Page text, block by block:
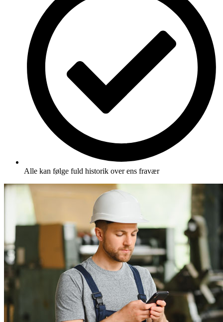
Alle kan følge fuld historik over ens fravær